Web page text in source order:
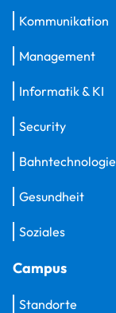
Kommunikation
Management
Informatik & KI
Security
Bahntechnologie
Gesundheit
Soziales
Campus
Standorte